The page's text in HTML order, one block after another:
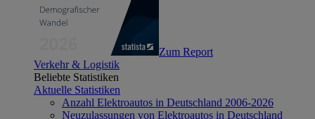
Zum Report
Verkehr & Logistik
Beliebte Statistiken
Aktuelle Statistiken
Anzahl Elektroautos in Deutschland 2006-2026
Neuzulassungen von Elektroautos in Deutschland